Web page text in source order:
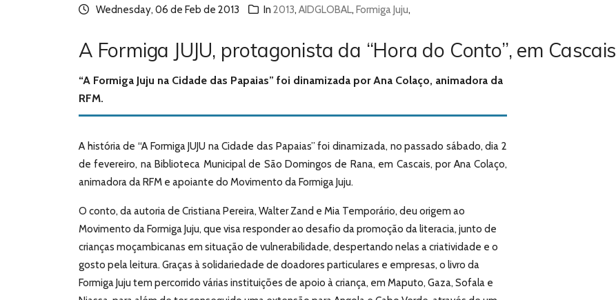
Wednesday, 06 de Feb de 2013 In 2013, AIDGLOBAL, Formiga Juju,
A Formiga JUJU, protagonista da “Hora do Conto”, em Cascais
“A Formiga Juju na Cidade das Papaias” foi dinamizada por Ana Colaço, animadora da
RFM.
A história de “A Formiga JUJU na Cidade das Papaias” foi dinamizada, no passado sábado, dia 2
de fevereiro, na Biblioteca Municipal de São Domingos de Rana, em Cascais, por Ana Colaço,
animadora da RFM e apoiante do Movimento da Formiga Juju.
O conto, da autoria de Cristiana Pereira, Walter Zand e Mia Temporário, deu origem ao
Movimento da Formiga Juju, que visa responder ao desafio da promoção da literacia, junto de
crianças moçambicanas em situação de vulnerabilidade, despertando nelas a criatividade e o
gosto pela leitura. Graças à solidariedade de doadores particulares e empresas, o livro da
Formiga Juju tem percorrido várias instituições de apoio à criança, em Maputo, Gaza, Sofala e